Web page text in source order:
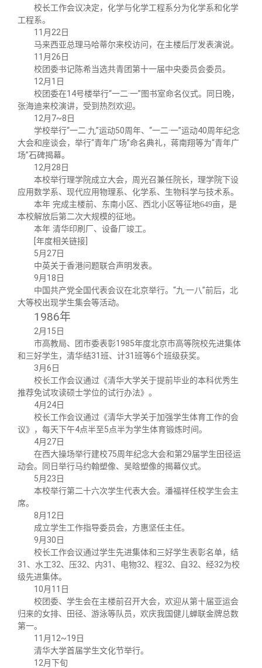
校长工作会议决定，化学与化学工程系分为化学系和化学
工程系。
11月22日
马来西亚总理马哈蒂尔来校访问，在主楼后厅发表演说。
11月26日
校团委书记陈希当选共青团第十一届中央委员会委员。
12月1日
校团委在14号楼举行“一二·一”图书室命名仪式。同日晚，
张海迪来校演讲，受到热烈欢迎。
12月7~8日
学校举行“一二·九”运动50周年、“一二·一”运动40周年纪念
大会和座谈会，举行“青年广场”命名典礼，蒋南翔等为“青年广
场”石碑揭幕。
12月28日
本校举行理学院成立大会，周光召兼任院长，理学院下设
应用数学系、现代应用物理系、化学系、生物科学与技术系。
本年 完成主楼前、东南小区、西北小区等征地649亩，是
本校解放后第二次大规模的征地。
本年 清华印刷厂、设备厂竣工。
[年度相关链接]
5月27日
中英关于香港问题联合声明发表。
9月18日
中国共产党全国代表会议在北京举行。“九·一八”前后，北
大等校出现学生集会等活动。
1986年
2月15日
市高教局、团市委表彰1985年度北京市高等院校先进集体
和三好学生，清华结31班、计31班等6个班级获奖。
3月6日
校长工作会议通过《清华大学关于提前毕业的本科优秀生
推荐免试攻读硕士学位的试行办法》。
4月24日
校长工作会议通过《清华大学关于加强学生体育工作的会
议》，每天下午4点半至5点半为学生体育锻炼时间。
4月27日
在西大操场举行建校75周年纪念大会和第29届学生田径运
动会。同日举行马约翰塑像、吴晗塑像的揭幕仪式。
5月23日
本校举行第二十六次学生代表大会。潘福祥任校学生会主
席。
8月12日
成立学生工作指导委员会，方惠坚任主任。
9月30日
校长工作会议通过学生先进集体和三好学生表彰名单，结
31、水工32、压32、内31、电物32、程32、自32、经32为校
级先进集体。
10月11日
校团委、学生会在主楼前召开大会，欢迎从第十届亚运会
归来的女排、田径、游泳等队员，欢庆我国健儿蝉联金牌总数
第一。
11月12~19日
清华大学首届学生文化节举行。
12月下旬